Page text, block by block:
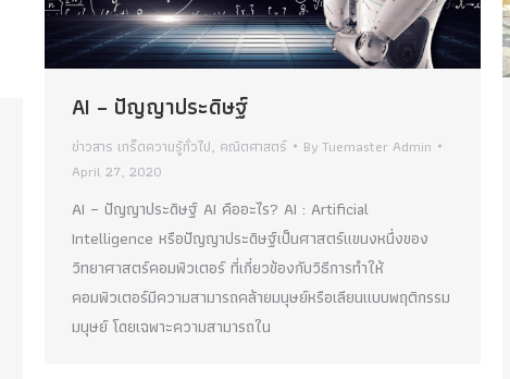
AI – ปัญญาประดิษฐ์
ข่าวสาร เกร็ดความรู้ทั่วไป, คณิตศาสตร์ ByTuemaster Admin
April 27, 2020
AI – ปัญญาประดิษฐ์ AI คืออะไร? AI : Artificial
Intelligence หรือปัญญาประดิษฐ์เป็นศาสตร์แขนงหนึ่งของ
วิทยาศาสตร์คอมพิวเตอร์ ที่เกี่ยวข้องกับวิธีการทำให้
คอมพิวเตอร์มีความสามารถคล้ายมนุษย์หรือเลียนแบบพฤติกรรม
มนุษย์ โดยเฉพาะความสามารถใน